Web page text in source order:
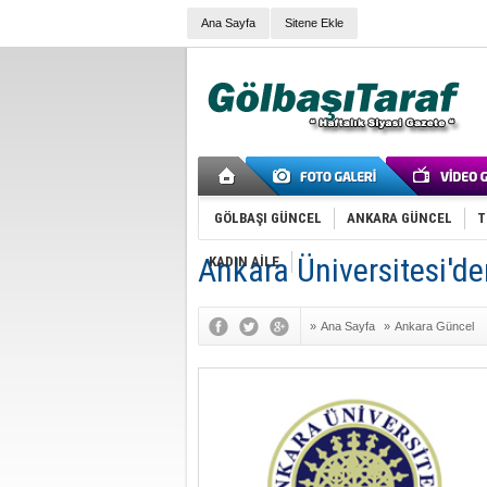
Ana Sayfa Sitene Ekle
GÖLBAŞI GÜNCEL ANKARA GÜNCEL
KADIN AİLE
Ankara
» Ana Sayfa » Ankara Güncel